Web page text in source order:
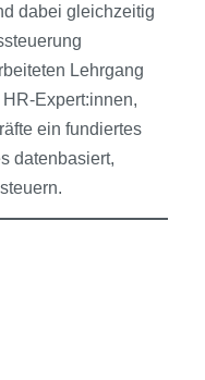
dabei gleichzeitig
Lehrgang
Expert:innen,
ein fundiertes
datenbasiert,